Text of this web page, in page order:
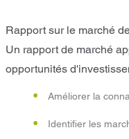
Rapport sur le marché
Un rapport de marché
opportunités
Améliorer la
Identifier les